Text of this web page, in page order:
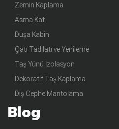
Zemin Kaplama
Asma Kat
Duşa Kabin
Çatı Tadilatı ve Yenileme
Taş Yünü İzolasyon
Dekoratif Taş Kaplama
Dış Cephe Mantolama
Blog